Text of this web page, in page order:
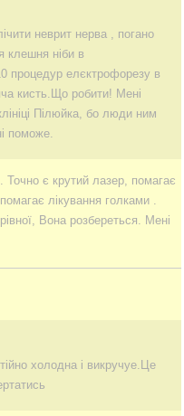
неврит нерва , погано
клешня ніби в
процедур елєктрофорезу в
кисть.Що робити! Мені
Пілюйка, бо люди ним
поможе.
Точно є крутий лазер, помагає
лікування голками .
Вона розбереться. Мені
холодна і викручуе.Це